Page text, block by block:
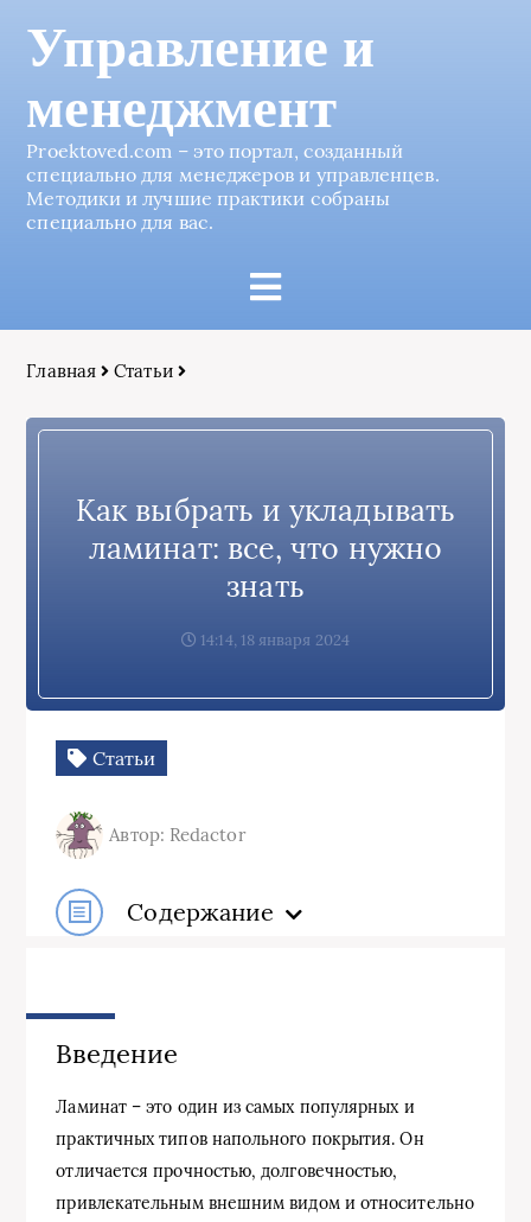
Управление и
менеджмент
Proektoved.com – это портал, созданный
специально для менеджеров и управленцев.
Методики и лучшие практики собраны
специально для вас.
Главная Статьи
Как выбрать и укладывать
ламинат: все, что нужно
знать
14:14, 18 января 2024
Статьи
Автор: Redactor
Содержание
Введение
Ламинат – это один из самых популярных и
практичных типов напольного покрытия. Он
отличается прочностью, долговечностью,
привлекательным внешним видом и относительно